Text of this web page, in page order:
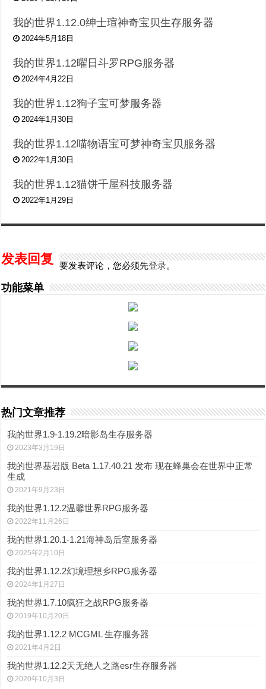
我的世界1.12.0绅士瑄神奇宝贝生存服务器
2024年5月18日
我的世界1.12曜日斗罗RPG服务器
2024年4月22日
我的世界1.12狗子宝可梦服务器
2024年1月30日
我的世界1.12喵物语宝可梦神奇宝贝服务器
2022年1月30日
我的世界1.12猫饼千屋科技服务器
2022年1月29日
发表回复 要发表评论，您必须先登录。
功能菜单
热门文章推荐
我的世界1.9-1.19.2暗影岛生存服务器
2023年3月19日
我的世界基岩版 Beta 1.17.40.21 发布 现在蜂巢会在世界中正常
生成
2021年9月23日
我的世界1.12.2温馨世界RPG服务器
2022年11月26日
我的世界1.20.1-1.21海神岛后室服务器
2025年2月10日
我的世界1.12.2幻境理想乡RPG服务器
2024年1月27日
我的世界1.7.10疯狂之战RPG服务器
2019年10月20日
我的世界1.12.2 MCGML 生存服务器
2021年4月2日
我的世界1.12.2天无绝人之路esr生存服务器
2020年10月3日